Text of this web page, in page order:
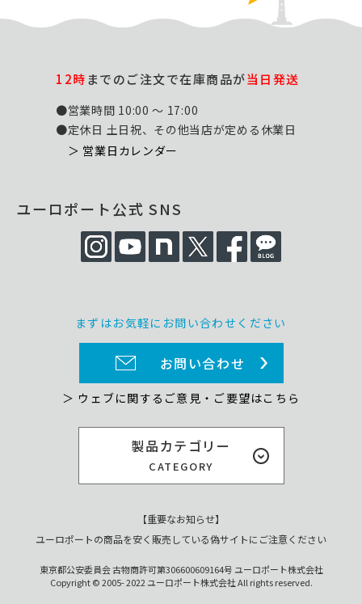
製品カテゴリー
CATEGORY
12時までのご注文で在庫商品が当日発送
●営業時間 10:00 ～ 17:00
●定休日 土日祝、その他当店が定める休業日
＞ 営業日カレンダー
ユーロポート公式 SNS
まずはお気軽にお問い合わせください
お問い合わせ
＞ ウェブに関するご意見・ご要望はこちら
【重要なお知らせ】
ユーロポートの商品を安く販売している偽サイトにご注意ください
東京都公安委員会 古物商許可第306600609164号 ユーロポート株式会社
Copyright © 2005- 2022 ユーロポート株式会社 All rights reserved.